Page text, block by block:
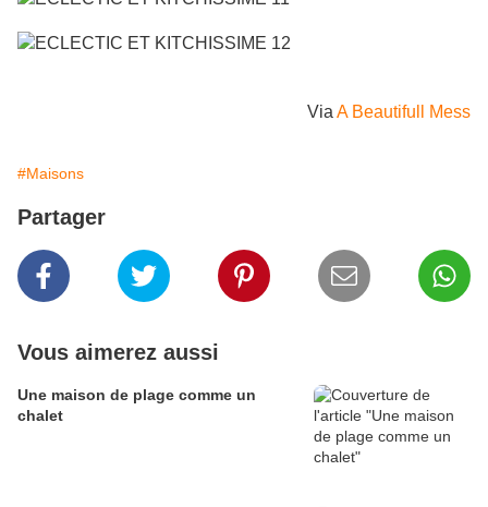
Via A Beautifull Mess
#Maisons
Partager
Vous aimerez aussi
Une maison de plage comme un
chalet